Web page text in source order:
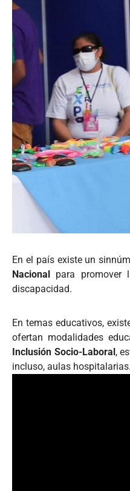
En el país existe un
Nacional para promover
discapacidad.
En temas educativos,
ofertan modalidades
Inclusión Socio-Laboral,
incluso, aulas hospitalarias.